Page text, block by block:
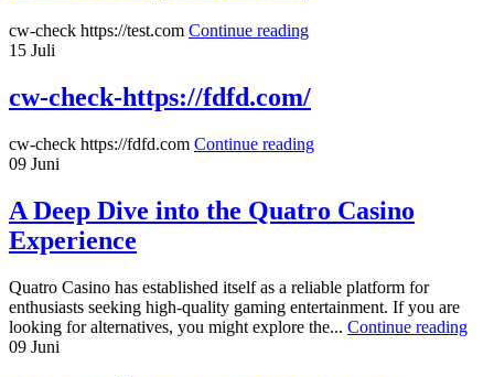
cw-check https://test.com Continue reading
15 Juli
cw-check-https://fdfd.com/
cw-check https://fdfd.com Continue reading
09 Juni
A Deep Dive into the Quatro Casino
Experience
Quatro Casino has established itself as a reliable platform for
enthusiasts seeking high-quality gaming entertainment. If you are
looking for alternatives, you might explore the... Continue reading
09 Juni